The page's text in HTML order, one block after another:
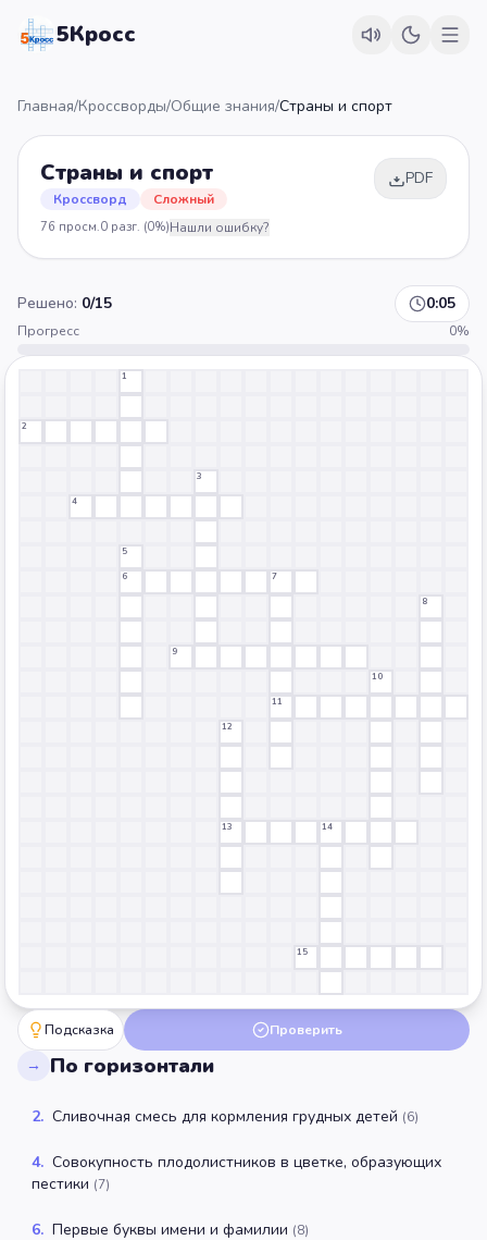
5Кросс
Главная/Кроссворды/Общие знания/Страны и спорт
Страны и спорт
Кроссворд Сложный
PDF
76 просм.0 разг. (0%)Нашли ошибку?
Решено: 0/15 0:05
Прогресс 0%
1
2
3
4
5
6 7
8
9
10
11
12
13 14
15
Подсказка Проверить
→ По горизонтали
2. Сливочная смесь для кормления грудных детей (6)
4. Совокупность плодолистников в цветке, образующих
пестики (7)
6. Первые буквы имени и фамилии (8)